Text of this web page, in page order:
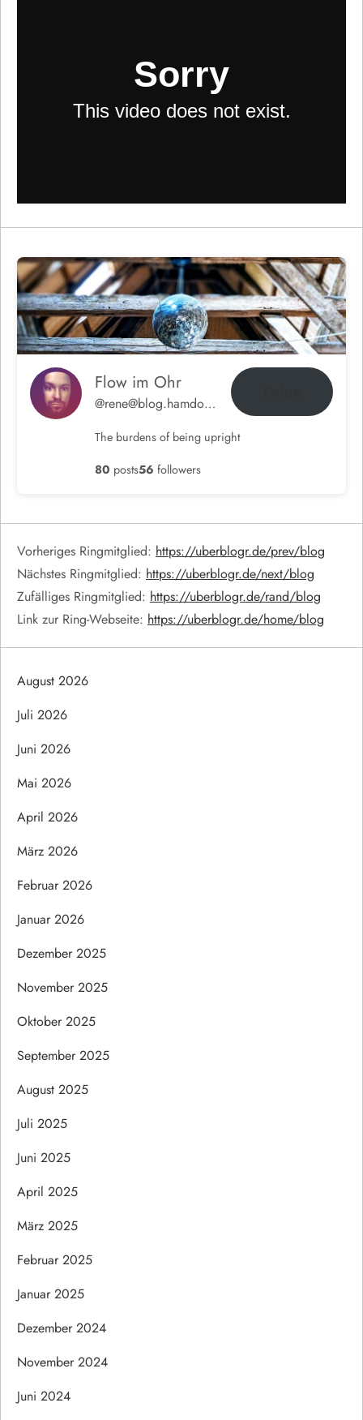
Flow im Ohr
@rene@blog.hamdorf.org
The burdens of being upright
80 posts56 followers
Vorheriges Ringmitglied: https://uberblogr.de/prev/blog
Nächstes Ringmitglied: https://uberblogr.de/next/blog
Zufälliges Ringmitglied: https://uberblogr.de/rand/blog
Link zur Ring-Webseite: https://uberblogr.de/home/blog
August 2026
Juli 2026
Juni 2026
Mai 2026
April 2026
März 2026
Februar 2026
Januar 2026
Dezember 2025
November 2025
Oktober 2025
September 2025
August 2025
Juli 2025
Juni 2025
April 2025
März 2025
Februar 2025
Januar 2025
Dezember 2024
November 2024
Juni 2024